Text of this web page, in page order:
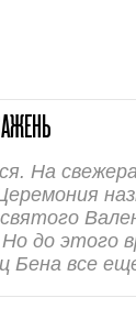
На
до этого
Бена все